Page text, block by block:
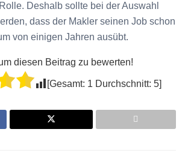
Deshalb sollte bei der Auswahl
dass der Makler seinen Job schon
von einigen Jahren ausübt.
diesen Beitrag zu bewerten!
[Gesamt: 1 Durchschnitt: 5]